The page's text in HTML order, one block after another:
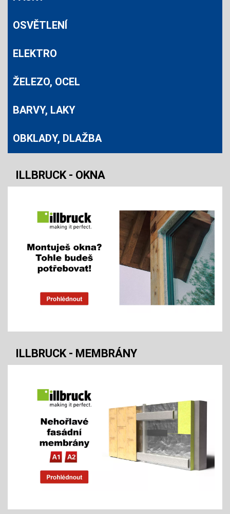
OSVĚTLENÍ
ELEKTRO
ŽELEZO, OCEL
BARVY, LAKY
OBKLADY, DLAŽBA
ILLBRUCK - OKNA
ILLBRUCK - MEMBRÁNY